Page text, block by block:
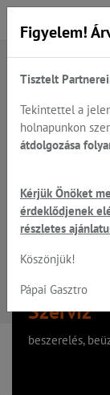
A
Szervíz
beszerelés,
Figyelem!
Tisztelt
Tekintettel a
holnapunkon
átdolgozása
Kérjük Önöket
érdeklődjenek
részletes
Köszönjük!
Pápai Gasztro